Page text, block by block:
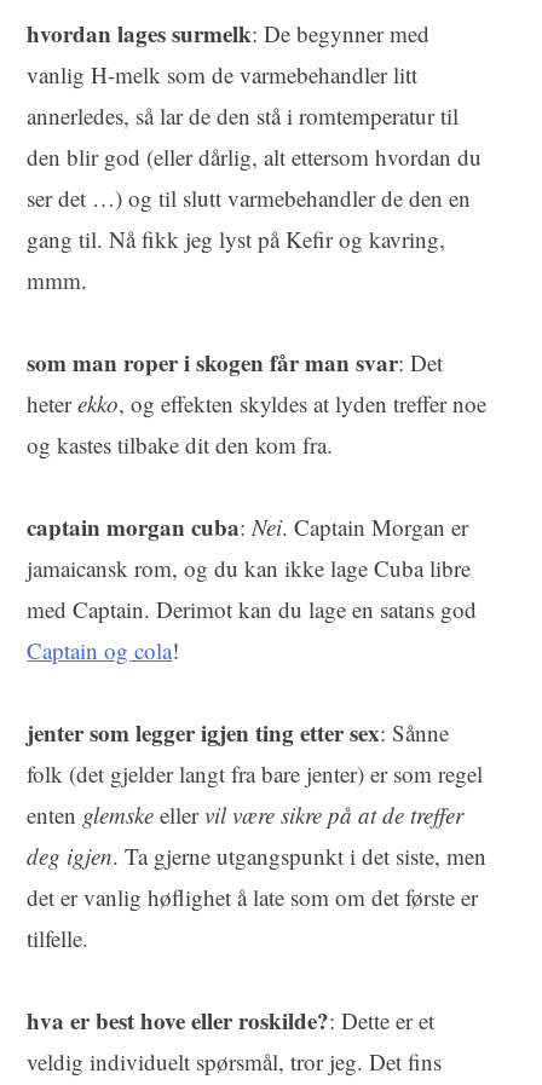
hvordan lages surmelk: De begynner med
vanlig H-melk som de varmebehandler litt
annerledes, så lar de den stå i romtemperatur til
den blir god (eller dårlig, alt ettersom hvordan du
ser det …) og til slutt varmebehandler de den en
gang til. Nå fikk jeg lyst på Kefir og kavring,
mmm.
som man roper i skogen får man svar: Det
heterekko, og effekten skyldes at lyden treffer noe
og kastes tilbake dit den kom fra.
captain morgan cuba:Nei. Captain Morgan er
jamaicansk rom, og du kan ikke lage Cuba libre
med Captain. Derimot kan du lage en satans god
Captain og cola!
jenter som legger igjen ting etter sex: Sånne
folk (det gjelder langt fra bare jenter) er som regel
enten glemske ellervil være sikre på at de treffer
deg igjen. Ta gjerne utgangspunkt i det siste, men
det er vanlig høflighet å late som om det første er
tilfelle.
hva er best hove eller roskilde?: Dette er et
veldig individuelt spørsmål, tror jeg. Det fins